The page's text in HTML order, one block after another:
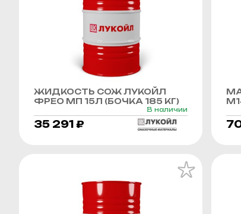
ЖИДКОСТЬ СОЖ ЛУКОЙЛ
ФРЕО МП 15Л (БОЧКА 185 КГ)
В наличии
35 291 ₽